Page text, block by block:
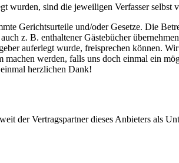
wurden, sind die jeweiligen Verfasser selbst
Gerichtsurteile und/oder Gesetze. Die
z. B. enthaltener Gästebücher
auferlegt wurde, freisprechen können.
werden, falls uns doch einmal ein
herzlichen Dank!
der Vertragspartner dieses Anbieters als